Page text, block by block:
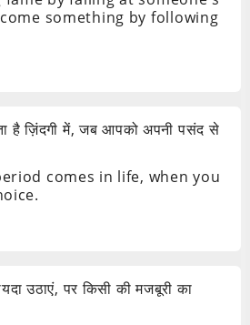
something by following
है ज़िंदगी में, जब आपको अपनी पसंद से
comes in life, when you
उठाएं, पर किसी की मजबूरी का